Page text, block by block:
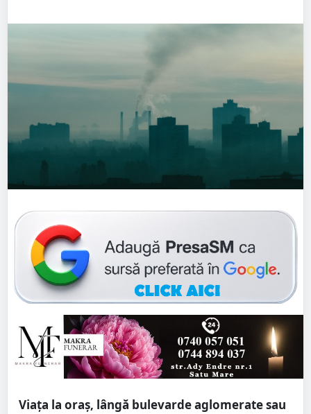
Viața la oraș, lângă bulevarde aglomerate sau